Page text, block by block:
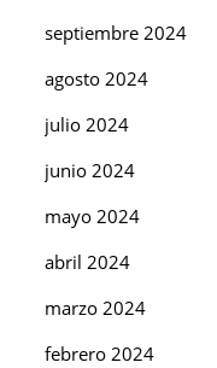
septiembre 2024
agosto 2024
julio 2024
junio 2024
mayo 2024
abril 2024
marzo 2024
febrero 2024